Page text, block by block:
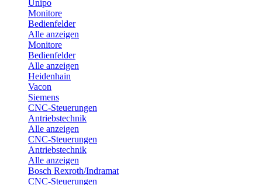
Unipo
Monitore
Bedienfelder
Alle anzeigen
Monitore
Bedienfelder
Alle anzeigen
Heidenhain
Vacon
Siemens
CNC-Steuerungen
Antriebstechnik
Alle anzeigen
CNC-Steuerungen
Antriebstechnik
Alle anzeigen
Bosch Rexroth/Indramat
CNC-Steuerungen